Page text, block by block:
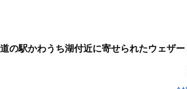
道の駅かわうち湖付近に寄せられたウェザー